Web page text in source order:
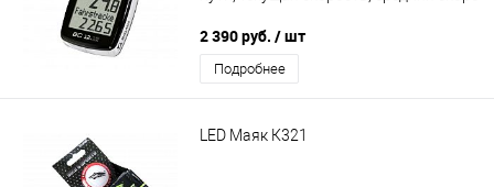
2 390 руб. / шт
Подробнее
LED Маяк К321